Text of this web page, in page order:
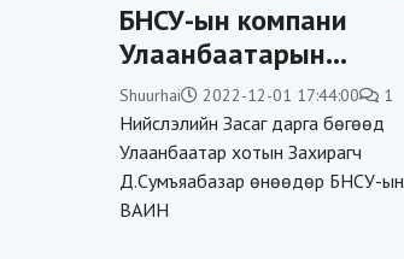
БНСУ-ын компани
Улаанбаатарын
дахин төлөвлөлтөд
хамтран ажиллах
хүсэлтээ уламжлав
Shuurhai 2022-12-01 17:44:00 1
Нийслэлийн Засаг дарга бөгөөд
Улаанбаатар хотын Захирагч
Д.Сумъяабазар өнөөдөр БНСУ-ын
ВАИН